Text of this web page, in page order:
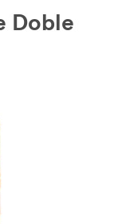
Doble